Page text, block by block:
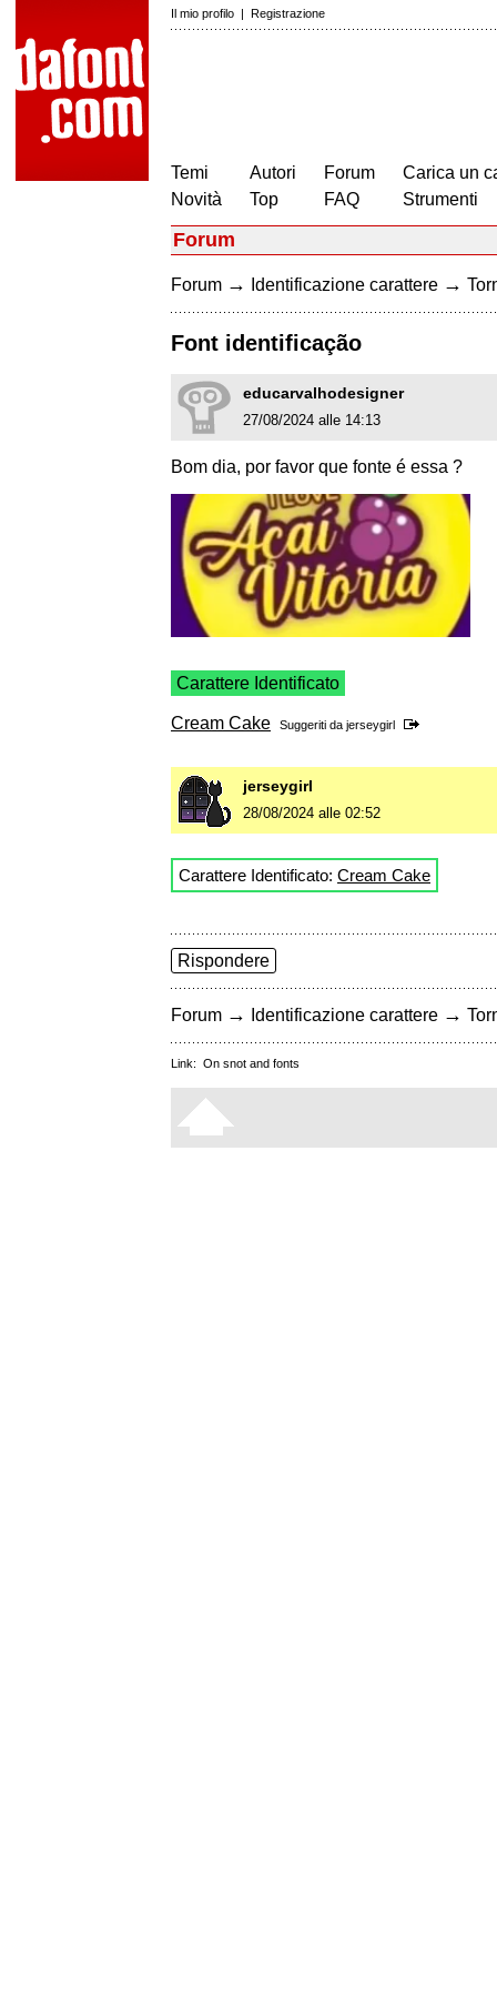
Il mio profilo | Registrazione
Temi
Novità
Autori
Top
Forum
FAQ
Carica un
Strumenti
Forum
Forum → Identificazione carattere →
Font identificação
educarvalhodesigner
27/08/2024 alle 14:13
Bom dia, por favor que fonte é essa ?
Carattere Identificato
Cream Cake Suggeriti da jerseygirl
jerseygirl
28/08/2024 alle 02:52
Carattere Identificato: Cream Cake
Rispondere
Forum → Identificazione carattere →
Link: On snot and fonts